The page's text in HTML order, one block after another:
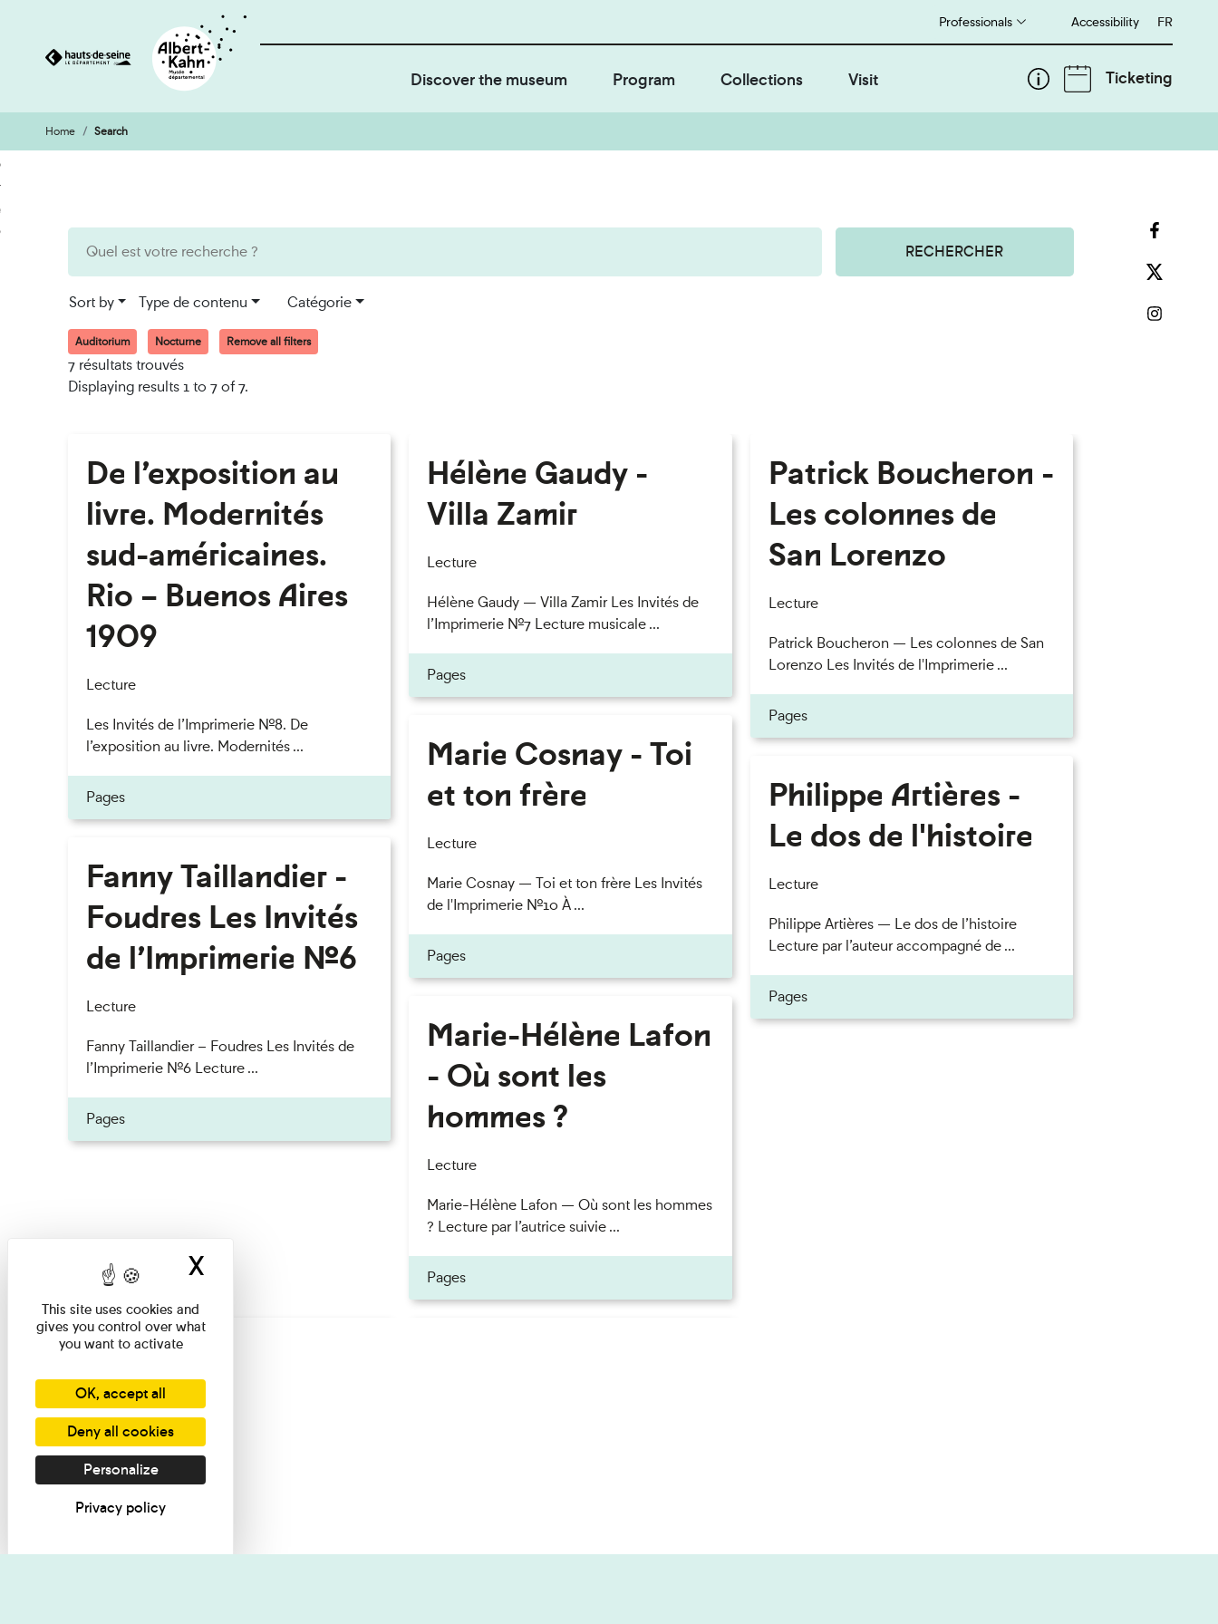
Go
to
content
Go
to
search
engine
Professionals Accessibility Français
FR
Discover the museum Program Collections Visit Ticketing
Home Search
RECHERCHER
Sort by Type de contenu Catégorie
Auditorium Nocturne Remove all filters
7 résultats trouvés
Displaying results 1 to 7 of 7.
De l’exposition au
livre. Modernités
sud-américaines.
Rio – Buenos Aires
1909
Lecture
Les Invités de l’Imprimerie n°8. De
l’exposition au livre. Modernités ...
Pages
Fanny Taillandier -
Foudres Les Invités
de l’Imprimerie n°6
Lecture
Fanny Taillandier – Foudres Les Invités de
l’Imprimerie n°6 Lecture ...
Pages
Hélène Gaudy -
Villa Zamir
Lecture
Hélène Gaudy — Villa Zamir Les Invités de
l’Imprimerie n°7 Lecture musicale ...
Pages
Marie Cosnay - Toi
et ton frère
Lecture
Marie Cosnay — Toi et ton frère Les Invités
de l'Imprimerie n°10 À ...
Pages
Marie-Hélène Lafon
- Où sont les
hommes ?
Lecture
Marie-Hélène Lafon — Où sont les hommes
? Lecture par l’autrice suivie ...
Pages
Patrick Boucheron -
Les colonnes de
San Lorenzo
Lecture
Patrick Boucheron — Les colonnes de San
Lorenzo Les Invités de l'Imprimerie ...
Pages
Philippe Artières -
Le dos de l'histoire
Lecture
Philippe Artières — Le dos de l’histoire
Lecture par l’auteur accompagné de ...
Pages
Cookies management panel
This site uses cookies and
gives you control over what
you want to activate
OK, accept all
Deny all cookies
Personalize
Privacy policy
X Hide cookie banner